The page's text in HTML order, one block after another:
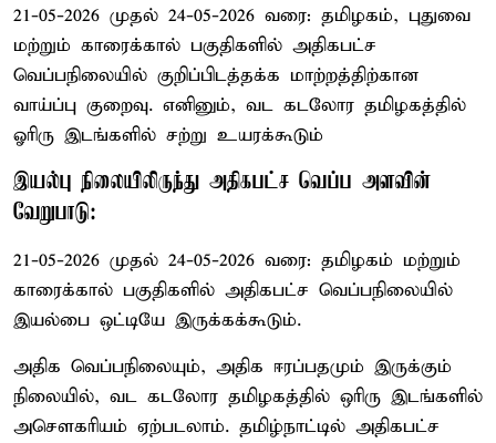
21-05-2026 முதல் 24-05-2026 வரை: தமிழகம், புதுவை
மற்றும் காரைக்கால் பகுதிகளில் அதிகபட்ச
வெப்பநிலையில் குறிப்பிடத்தக்க மாற்றத்திற்கான
வாய்ப்பு குறைவு. எனினும், வட கடலோர தமிழகத்தில்
ஓரிரு இடங்களில் சற்று உயரக்கூடும்
இயல்பு நிலையிலிருந்து அதிகபட்ச வெப்ப அளவின்
வேறுபாடு:
21-05-2026 முதல் 24-05-2026 வரை: தமிழகம் மற்றும்
காரைக்கால் பகுதிகளில் அதிகபட்ச வெப்பநிலையில்
இயல்பை ஒட்டியே இருக்கக்கூடும்.
அதிக வெப்பநிலையும், அதிக ஈரப்பதமும் இருக்கும்
நிலையில், வட கடலோர தமிழகத்தில் ஒரிரு இடங்களில்
அசௌகரியம் ஏற்படலாம். தமிழ்நாட்டில் அதிகபட்ச